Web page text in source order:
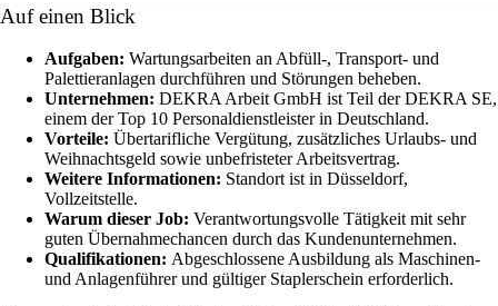
Auf einen Blick
Aufgaben: Wartungsarbeiten an Abfüll-, Transport- und
Palettieranlagen durchführen und Störungen beheben.
Unternehmen: DEKRA Arbeit GmbH ist Teil der DEKRA SE,
einem der Top 10 Personaldienstleister in Deutschland.
Vorteile: Übertarifliche Vergütung, zusätzliches Urlaubs- und
Weihnachtsgeld sowie unbefristeter Arbeitsvertrag.
Weitere Informationen: Standort ist in Düsseldorf,
Vollzeitstelle.
Warum dieser Job: Verantwortungsvolle Tätigkeit mit sehr
guten Übernahmechancen durch das Kundenunternehmen.
Qualifikationen: Abgeschlossene Ausbildung als Maschinen-
und Anlagenführer und gültiger Staplerschein erforderlich.